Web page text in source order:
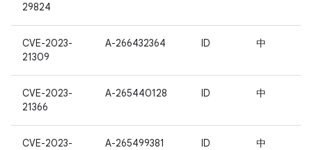
29824
CVE-2023-
21309
A-266432364 ID 中
CVE-2023-
21366
A-265440128 ID 中
CVE-2023-
A-265499381 ID 中